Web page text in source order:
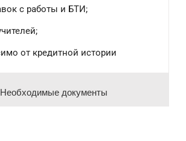
с работы и БТИ;
от кредитной истории
Необходимые документы